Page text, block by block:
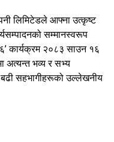
लिमिटेडले आफ्ना उत्कृष्ट
सम्मानस्वरूप
कार्यक्रम २०८३ साउन १६
अत्यन्त भव्य र सभ्य
बढी सहभागीहरूको उल्लेखनीय